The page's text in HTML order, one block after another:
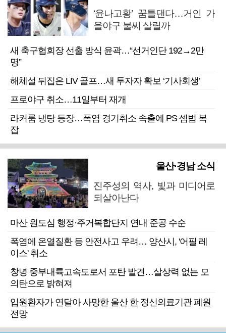
‘윤나고황’ 꿈틀댄다…거인 가
을야구 불씨 살릴까
새 축구협회장 선출 방식 윤곽…“선거인단 192→2만
명”
해체설 뒤집은 LIV 골프…새 투자자 확보 ‘기사회생’
프로야구 취소…11일부터 재개
라커룸 냉탕 등장…폭염 경기취소 속출에 PS 셈법 복
잡
울산·경남 소식
진주성의 역사, 빛과 미디어로
되살아난다
마산 원도심 행정·주거복합단지 연내 준공 수순
폭염에 온열질환 등 안전사고 우려… 양산시, '어필 레
이스' 취소
창녕 중부내륙고속도로서 포탄 발견…살상력 없는 모
의탄으로 밝혀져
입원환자가 연달아 사망한 울산 한 정신의료기관 폐원
전망